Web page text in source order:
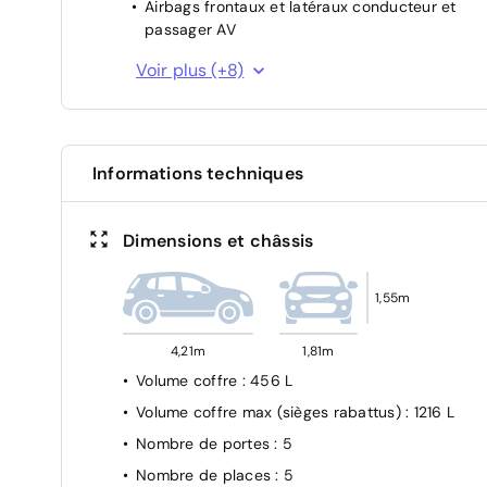
Airbags frontaux et latéraux conducteur et
passager AV
Allumage automatique des phares
Régulateur/limiteur de vitesse
pneus
Vitres AR surteintées
Vitres électriques AV/AR
Voir plus (+8)
Informations techniques
Dimensions et châssis
4,21m 1,81m
1,55m
Volume coffre : 456 L
Volume coffre max (sièges rabattus) : 1216 L
Nombre de portes: 5
Nombre de places: 5